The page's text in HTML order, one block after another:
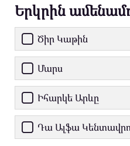
Երկրին
Ծիր Կաթին
Մարս
Իհարկե Արևը
Դա Ալֆա